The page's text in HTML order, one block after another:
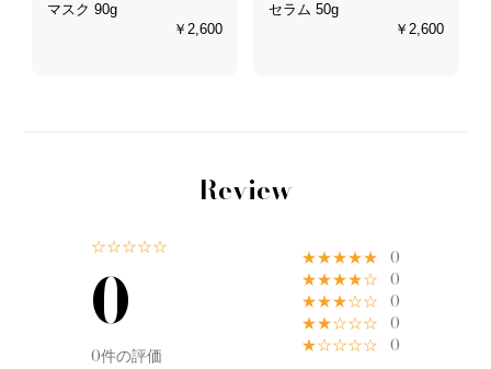
マスク 90g
￥2,600
セラム 50g
￥2,600
Review
☆☆☆☆☆
0
0件の評価
★★★★★ 0
★★★★☆ 0
★★★☆☆ 0
★★☆☆☆ 0
★☆☆☆☆ 0